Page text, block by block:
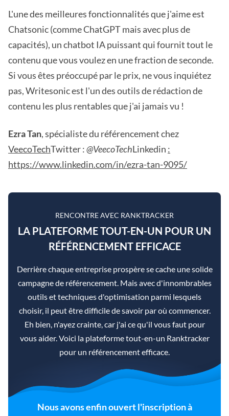
L'une des meilleures fonctionnalités que j'aime est
Chatsonic (comme ChatGPT mais avec plus de
capacités), un chatbot IA puissant qui fournit tout le
contenu que vous voulez en une fraction de seconde.
Si vous êtes préoccupé par le prix, ne vous inquiétez
pas, Writesonic est l'un des outils de rédaction de
contenu les plus rentables que j'ai jamais vu !
Ezra Tan, spécialiste du référencement chez
VeecoTechTwitter :@VeecoTechLinkedin :
https://www.linkedin.com/in/ezra-tan-9095/
RENCONTRE AVEC RANKTRACKER
LA PLATEFORME TOUT-EN-UN POUR UN
RÉFÉRENCEMENT EFFICACE
Derrière chaque entreprise prospère se cache une solide
campagne de référencement. Mais avec d'innombrables
outils et techniques d'optimisation parmi lesquels
choisir, il peut être difficile de savoir par où commencer.
Eh bien, n'ayez crainte, car j'ai ce qu'il vous faut pour
vous aider. Voici la plateforme tout-en-un Ranktracker
pour un référencement efficace.
Nous avons enfin ouvert l'inscription à